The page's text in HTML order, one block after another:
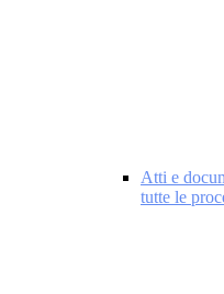
Atti e
tutte le